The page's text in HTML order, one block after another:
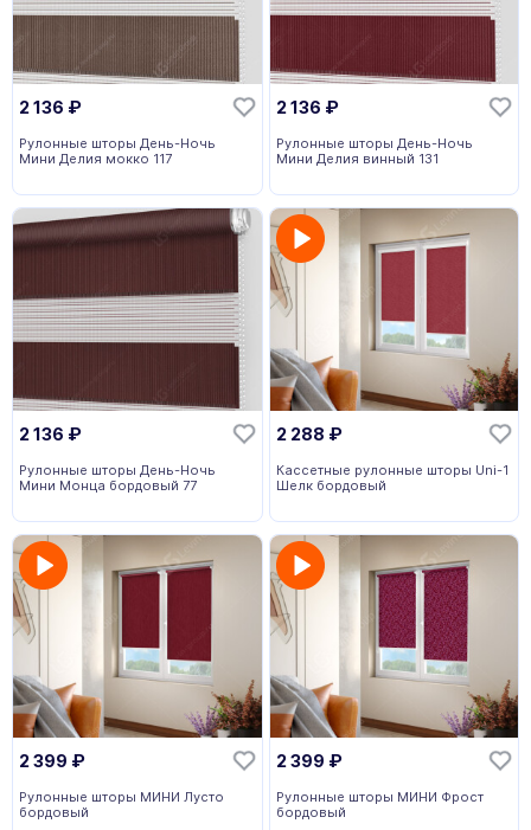
2 136 ₽
Рулонные шторы День-Ночь
Мини Делия мокко 117
2 136 ₽
Рулонные шторы День-Ночь
Мини Делия винный 131
2 136 ₽
Рулонные шторы День-Ночь
Мини Монца бордовый 77
2 288 ₽
Кассетные рулонные шторы Uni-1
Шелк бордовый
2 399 ₽
Рулонные шторы МИНИ Лусто
бордовый
2 399 ₽
Рулонные шторы МИНИ Фрост
бордовый